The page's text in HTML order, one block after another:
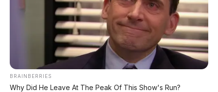
Kekurangan
Belum pasti masuk Indonesia– masih pre-
order di China
Harga di Indonesia pasti lebih mahal
–
karena pajak dan bea masuk
Jaringan servis Chery belum seluas Wuling
BRAINBERRIES
Why Did He Leave At The Peak Of This Show's Run?